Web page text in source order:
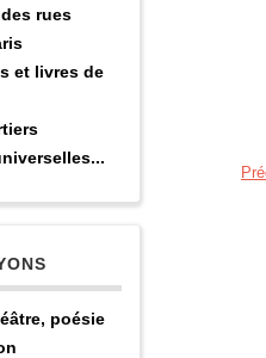
rues
et livres de
poésie